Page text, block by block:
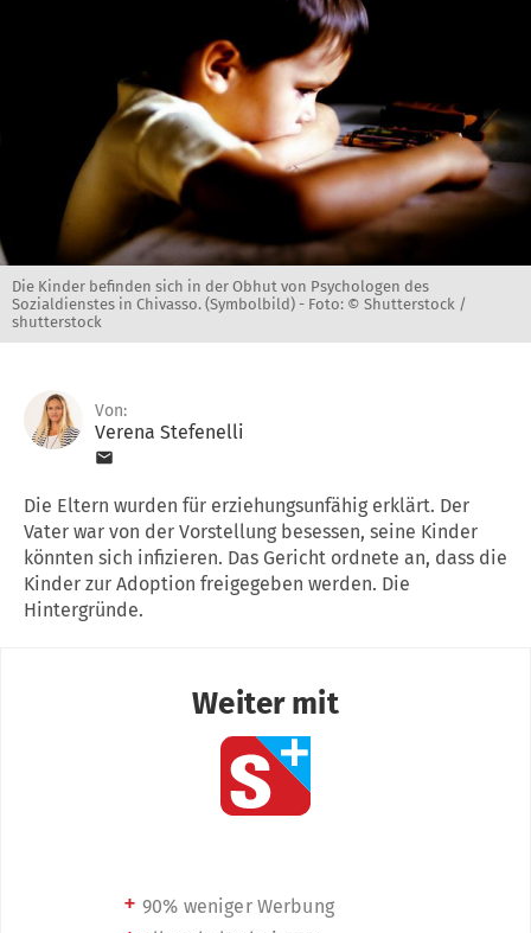
Die Kinder befinden sich in der Obhut von Psychologen des
Sozialdienstes in Chivasso. (Symbolbild) - Foto: © Shutterstock /
shutterstock
Von:
Verena Stefenelli
Die Eltern wurden für erziehungsunfähig erklärt. Der
Vater war von der Vorstellung besessen, seine Kinder
könnten sich infizieren. Das Gericht ordnete an, dass die
Kinder zur Adoption freigegeben werden. Die
Hintergründe.